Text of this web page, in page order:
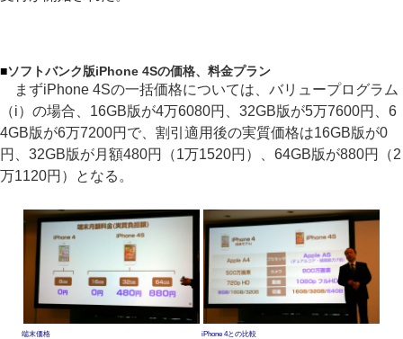
■ソフトバンク版iPhone 4Sの価格、料金プラン
まずiPhone 4Sの一括価格については、バリュープログラム
（i）の場合、16GB版が4万6080円、32GB版が5万7600円、6
4GB版が6万7200円で、割引適用後の実質価格は16GB版が0
円、32GB版が月額480円（1万1520円）、64GB版が880円（2
万1120円）となる。
端末価格 iPhone 4との比較